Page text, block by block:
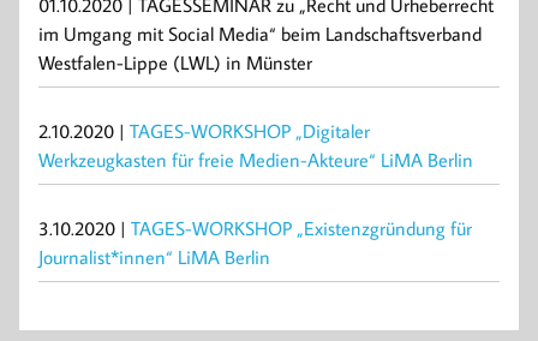
01.10.2020 | TAGESSEMINAR zu „Recht und Urheberrecht
im Umgang mit Social Media“ beim Landschaftsverband
Westfalen-Lippe (LWL) in Münster
2.10.2020 | TAGES-WORKSHOP „Digitaler
Werkzeugkasten für freie Medien-Akteure“ LiMA Berlin
3.10.2020 | TAGES-WORKSHOP „Existenzgründung für
Journalist*innen“ LiMA Berlin